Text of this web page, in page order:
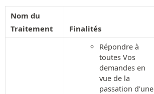
Nom du
Traitement
Finalités
Répondre à
toutes Vos
demandes en
vue de la
passation d'une